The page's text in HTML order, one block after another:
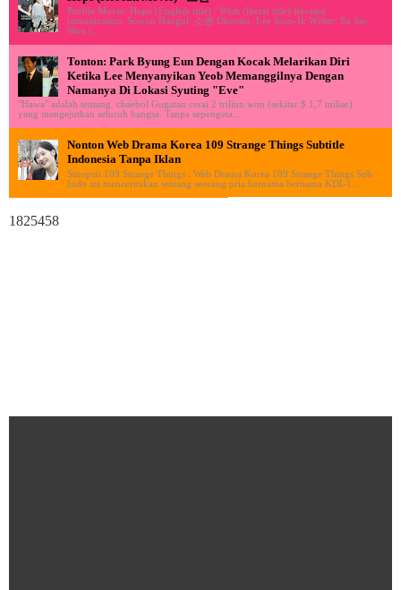
Profile Movie: Hope (English title) / Wish (literal title) Revised
romanization: Sowon Hangul: 소원 Director: Lee Joon-Ik Writer: So Jae-
Won (...
Tonton: Park Byung Eun Dengan Kocak Melarikan Diri
Ketika Lee Menyanyikan Yeob Memanggilnya Dengan
Namanya Di Lokasi Syuting "Eve"
"Hawa" adalah tentang chaebol Gugatan cerai 2 triliun won (sekitar $ 1,7 miliar)
yang mengejutkan seluruh bangsa. Tanpa sepengeta...
Nonton Web Drama Korea 109 Strange Things Subtitle
Indonesia Tanpa Iklan
Sinopsis 109 Strange Things : Web Drama Korea 109 Strange Things Sub
Indo ini menceritakan tentang seorang pria bernama bernama KDI-1...
1825458